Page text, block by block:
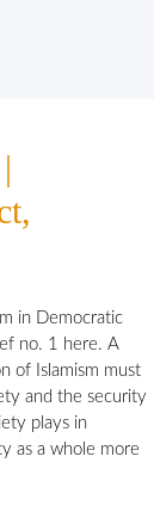
in Democratic
no. 1 here. A
of Islamism must
and the security
plays in
as a whole more